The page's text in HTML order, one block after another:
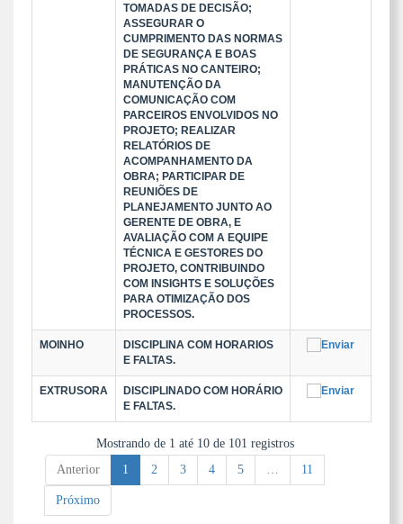
TOMADAS DE DECISÃO;
ASSEGURAR O
CUMPRIMENTO DAS NORMAS
DE SEGURANÇA E BOAS
PRÁTICAS NO CANTEIRO;
MANUTENÇÃO DA
COMUNICAÇÃO COM
PARCEIROS ENVOLVIDOS NO
PROJETO; REALIZAR
RELATÓRIOS DE
ACOMPANHAMENTO DA
OBRA; PARTICIPAR DE
REUNIÕES DE
PLANEJAMENTO JUNTO AO
GERENTE DE OBRA, E
AVALIAÇÃO COM A EQUIPE
TÉCNICA E GESTORES DO
PROJETO, CONTRIBUINDO
COM INSIGHTS E SOLUÇÕES
PARA OTIMIZAÇÃO DOS
PROCESSOS.
MOINHO
DISCIPLINA COM HORARIOS
E FALTAS.
EXTRUSORA
DISCIPLINADO COM HORÁRIO
E FALTAS.
Mostrando de 1 até 10 de 101 registros
Anterior
1 2 3 4 5 … 11
Próximo